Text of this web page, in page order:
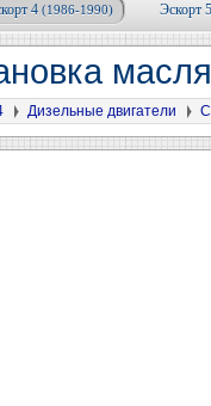
4 (1986-1990) Эскорт 5
Дизельные двигатели